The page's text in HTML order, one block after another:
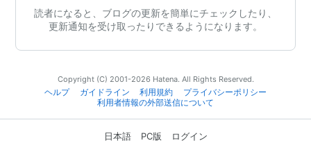
読者になると、ブログの更新を簡単にチェックしたり、
更新通知を受け取ったりできるようになります。
Copyright (C) 2001-2026 Hatena. All Rights Reserved.
ヘルプ
ガイドライン 利用規約
プライバシーポリシー
利用者情報の外部送信について
日本語 PC版 ログイン